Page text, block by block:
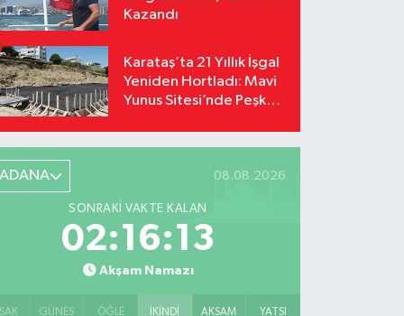
Kazandı
Karataş’ta 21 Yıllık İşgal
Yeniden Hortladı: Mavi
Yunus Sitesi’nde Peşkeş
ADANA 08.08.2026
SONRAKI VAKTE KALAN
02:16:12
Akşam Namazı
GÜNEŞ ÖĞLE İKINDI AKŞAM YATSI